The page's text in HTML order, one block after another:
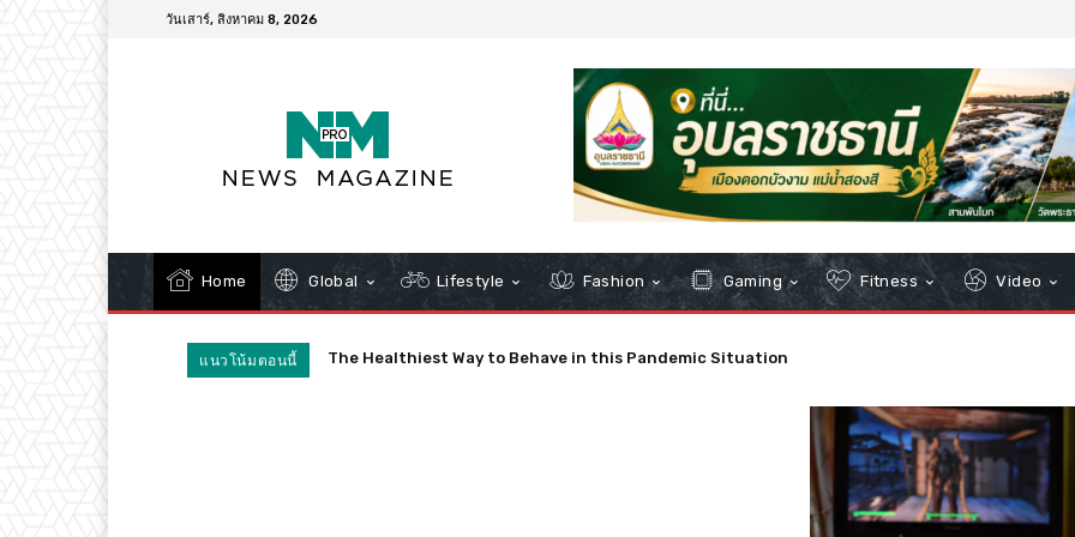
วันเสาร์, สิงหาคม 8, 2026
Home Global Lifestyle Fashion Gaming Fitness Video
แนวโน้มตอนนี้ The Healthiest Way to Behave in this Pandemic Situation